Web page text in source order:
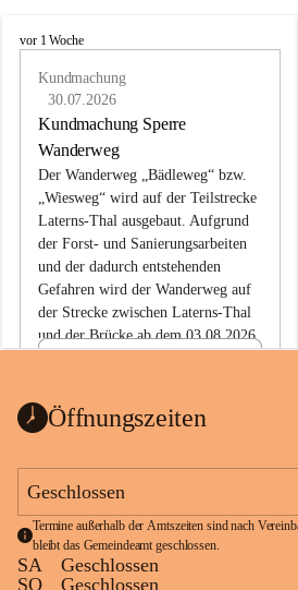
L
vor 1 Woche
Kundmachung
30.07.2026
Kundmachung Sperre
Wanderweg
Der Wanderweg „Bädleweg“ bzw.
„Wiesweg“ wird auf der Teilstrecke
Laterns-Thal ausgebaut. Aufgrund
der Forst- und Sanierungsarbeiten
und der dadurch entstehenden
Gefahren wird der Wanderweg auf
der Strecke zwischen Laterns-Thal
und der Brücke ab dem 03.08.2026
ht
1 Seite•0,1 MB
Öffnungszeiten
Geschlossen
Termine außerhalb der Amtszeiten sind nach
bleibt das Gemeindeamt geschlossen.
SA
Geschlossen
SO
Geschlossen